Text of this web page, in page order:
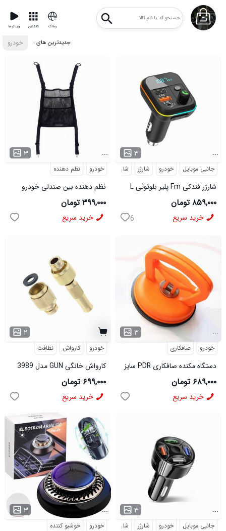
ویدئوها کالکشن وبلاگ
خودرو : جدیدترین های
۳ ...
خودرو نظم دهنده
نظم دهنده بین صندلی خودرو
مدل 50899
۳۹۹,۰۰۰ تومان
خرید سریع
۳ ...
جانبی موبایل خودرو شارژر شارژر فندکی
شارژر فندکی Fm پلیر بلوتوثی L
05 مدل 50820
۸۵۹,۰۰۰ تومان
خرید سریع 6
۲
خودرو کارواش نظافت
کارواش خانگی GUN مدل 3989
۶۹۹,۰۰۰ تومان
خرید سریع
۳ ...
خودرو صافکاری
دستگاه مکنده صافکاری PDR سایز
بزرگ مدل 3774
۶۸۹,۰۰۰ تومان
خرید سریع
۳ ...
خودرو خوشبو کننده
۳ ...
جانبی موبایل خودرو شارژر شارژر فندکی